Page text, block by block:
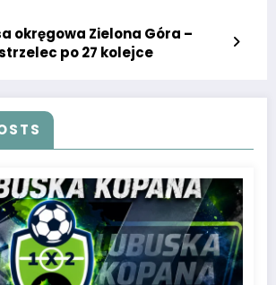
okręgowa Zielona Góra –
po 27 kolejce